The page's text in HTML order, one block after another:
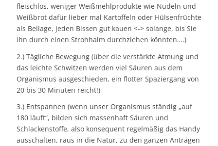
fleischlos, weniger Weißmehlprodukte wie Nudeln und
Weißbrot dafür lieber mal Kartoffeln oder Hülsenfrüchte
als Beilage, jeden Bissen gut kauen <-> solange, bis Sie
ihn durch einen Strohhalm durchziehen könnten….)
2.) Tägliche Bewegung (über die verstärkte Atmung und
das leichte Schwitzen werden viel Säuren aus dem
Organismus ausgeschieden, ein flotter Spaziergang von
20 bis 30 Minuten reicht!)
3.) Entspannen (wenn unser Organismus ständig „auf
180 läuft“, bilden sich massenhaft Säuren und
Schlackenstoffe, also konsequent regelmäßig das Handy
ausschalten, raus in die Natur, zu den ganzen Anträgen